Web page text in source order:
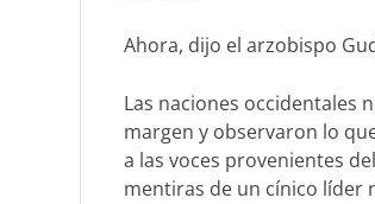
Ahora, dijo el arzobispo
Las naciones occidentales
margen y observaron lo
a las voces provenientes
mentiras de un cínico líder